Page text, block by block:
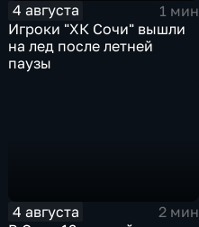
4 августа
1 мин
Игроки "ХК Сочи" вышли
на лед после летней
паузы
4 августа
2 мин